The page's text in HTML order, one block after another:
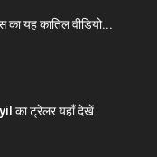
का यह कातिल वीडियो...
का ट्रेलर यहाँ देखें